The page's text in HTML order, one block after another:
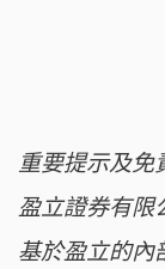
重要提示及免
盈立證券有限
基於盈立的內